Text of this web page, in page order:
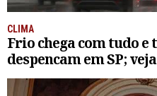
CLIMA
Frio chega com tudo
despencam em SP;